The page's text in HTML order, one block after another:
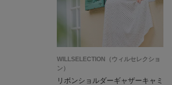
WILLSELECTION（ウィルセレクショ
ン）
リボンショルダーギャザーキャミ